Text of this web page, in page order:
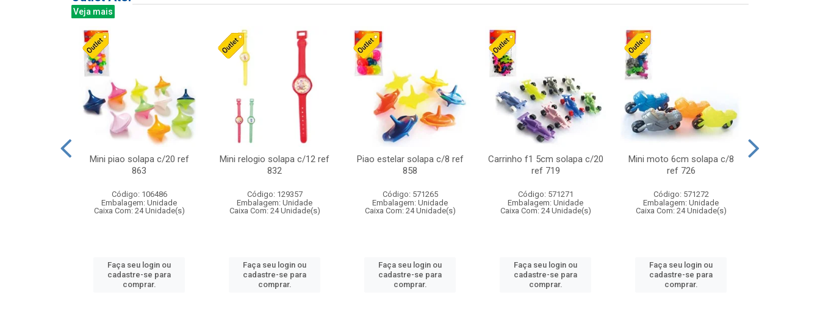
Veja mais
Mini piao solapa c/20 ref
863
Código: 106486
Embalagem: Unidade
Caixa Com: 24 Unidade(s)
Faça seu login ou
cadastre-se para
comprar.
Mini relogio solapa c/12 ref
832
Código: 129357
Embalagem: Unidade
Caixa Com: 24 Unidade(s)
Faça seu login ou
cadastre-se para
comprar.
Piao estelar solapa c/8 ref
858
Código: 571265
Embalagem: Unidade
Caixa Com: 24 Unidade(s)
Faça seu login ou
cadastre-se para
comprar.
Carrinho f1 5cm solapa c/20
ref 719
Código: 571271
Embalagem: Unidade
Caixa Com: 24 Unidade(s)
Faça seu login ou
cadastre-se para
comprar.
Mini moto 6cm solapa c/8
ref 726
Código: 571272
Embalagem: Unidade
Caixa Com: 24 Unidade(s)
Faça seu login ou
cadastre-se para
comprar.